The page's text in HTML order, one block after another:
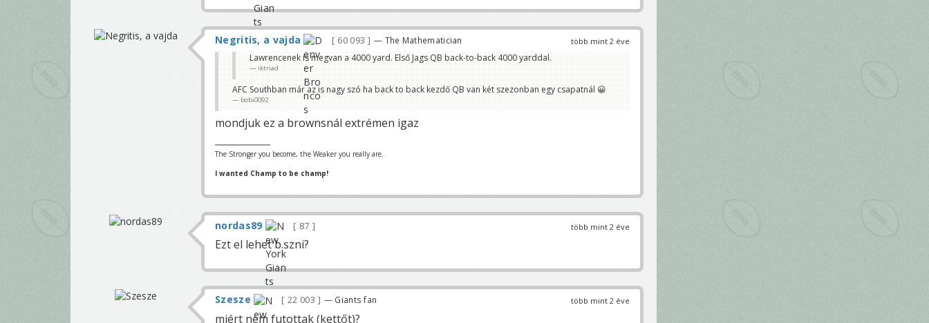
több mint 2 éve
Negritis, a vajda 60 093 — The Mathematician
Lawrencenek is megvan a 4000 yard. Első Jags QB back-to-back 4000 yarddal.
iktriad
AFC Southban már az is nagy szó ha back to back kezdő QB van két szezonban egy csapatnál 😀
bobi0092
mondjuk ez a brownsnál extrémen igaz
The Stronger you become, the Weaker you really are.
I wanted Champ to be champ!
több mint 2 éve
nordas89 87
Ezt el lehet b.szni?
több mint 2 éve
Szesze 22 003 — Giants fan
miért nem futottak (kettőt)?